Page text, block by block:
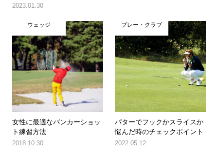
2023.01.30
ウェッジ
女性に最適なバンカーショッ
ト練習方法
2018.10.30
プレー・クラブ
パターでフックかスライスか
悩んだ時のチェックポイント
2022.05.12